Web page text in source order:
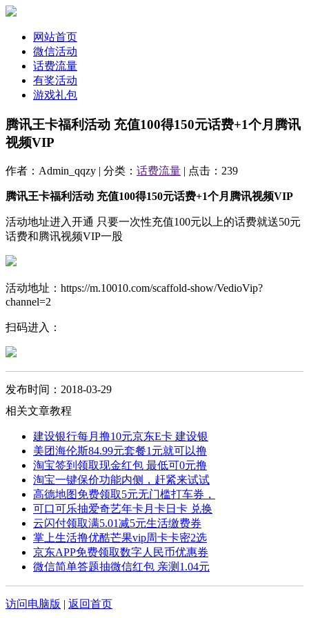
网站首页
微信活动
话费流量
有奖活动
游戏礼包
腾讯王卡福利活动 充值100得150元话费+1个月腾讯
视频VIP
作者：Admin_qqzy | 分类： 话费流量 | 点击：239
腾讯王卡福利活动 充值100得150元话费+1个月腾讯视频VIP
活动地址进入开通 只要一次性充值100元以上的话费就送50元
话费和腾讯视频VIP一股
活动地址：https://m.10010.com/scaffold-show/VedioVip?
channel=2
扫码进入：
发布时间：2018-03-29
相关文章教程
建设银行每月撸10元京东E卡 建设银
美团海伦斯84.99元套餐1元就可以撸
淘宝签到领取现金红包 最低可0元撸
淘宝一键保价功能内侧，赶紧来试试
高德地图免费领取5元无门槛打车券，
可口可乐抽爱奇艺年卡月卡日卡 兑换
云闪付领取满5.01减5元生活缴费券
掌上生活撸优酷芒果vip周卡卡密2选
京东APP免费领取数字人民币优惠券
微信简单答题抽微信红包 亲测1.04元
访问电脑版 | 返回首页